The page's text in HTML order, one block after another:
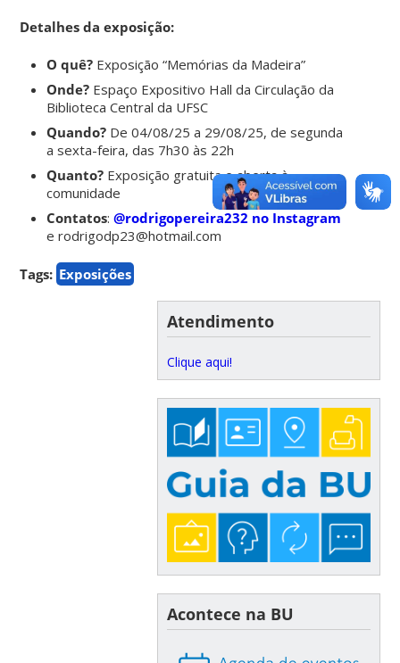
Detalhes da exposição:
O quê? Exposição “Memórias da Madeira”
Onde? Espaço Expositivo Hall da Circulação da
Biblioteca Central da UFSC
Quando? De 04/08/25 a 29/08/25, de segunda
a sexta-feira, das 7h30 às 22h
Quanto? Exposição gratuita e aberta à
comunidade
Contatos:@rodrigopereira232 no Instagram
e rodrigodp23@hotmail.com
Tags: Exposições
Atendimento
Clique aqui!
Acontece na BU